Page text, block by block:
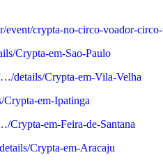
event/crypta-no-circo-voador-
Crypta-em-Sao-Paulo
details/Crypta-em-Vila-Velha
Crypta-em-Ipatinga
Crypta-em-Feira-de-Santana
Crypta-em-Aracaju